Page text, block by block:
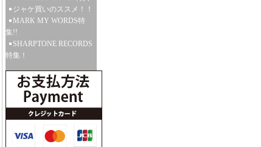
ジャケ買いのススメ！！
MARK MY WORDS特
集!!
SHARPTONE RECORDS
特集！